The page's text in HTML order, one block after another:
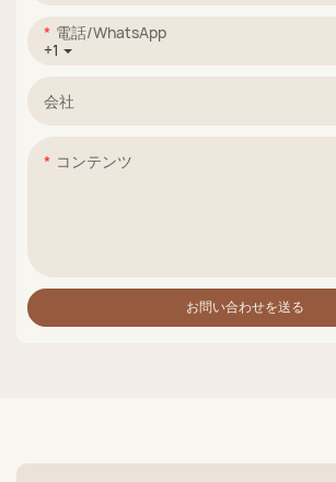
+1
電話/WhatsApp
会社
コンテンツ
お問い合わせを送る